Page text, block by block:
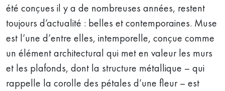
été conçues il y a de nombreuses années, restent
toujours d’actualité : belles et contemporaines. Muse
est l’une d’entre elles, intemporelle, conçue comme
un élément architectural qui met en valeur les murs
et les plafonds, dont la structure métallique – qui
rappelle la corolle des pétales d’une fleur – est